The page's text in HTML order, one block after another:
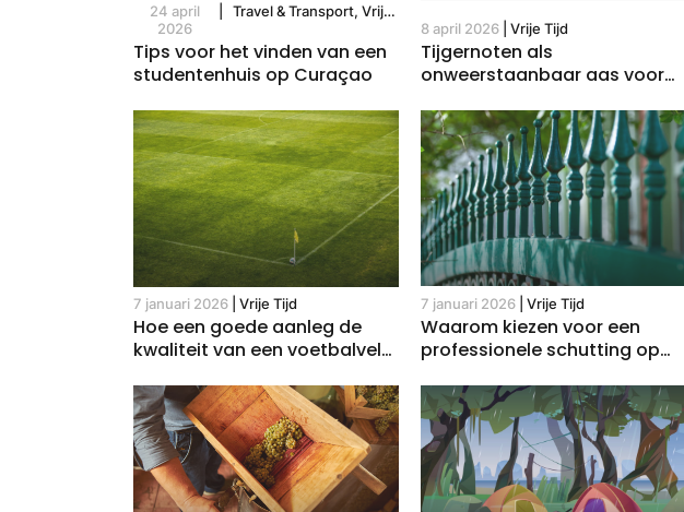
24 april
2026
Travel & Transport, Vrije
Tips voor het vinden van een
studentenhuis op Curaçao
8 april 2026 |Vrije Tijd
Tijgernoten als
onweerstaanbaar aas voor
7 januari 2026 Vrije Tijd
Hoe een goede aanleg de
kwaliteit van een voetbalveld
7 januari 2026 |Vrije Tijd
Waarom kiezen voor een
professionele schutting op